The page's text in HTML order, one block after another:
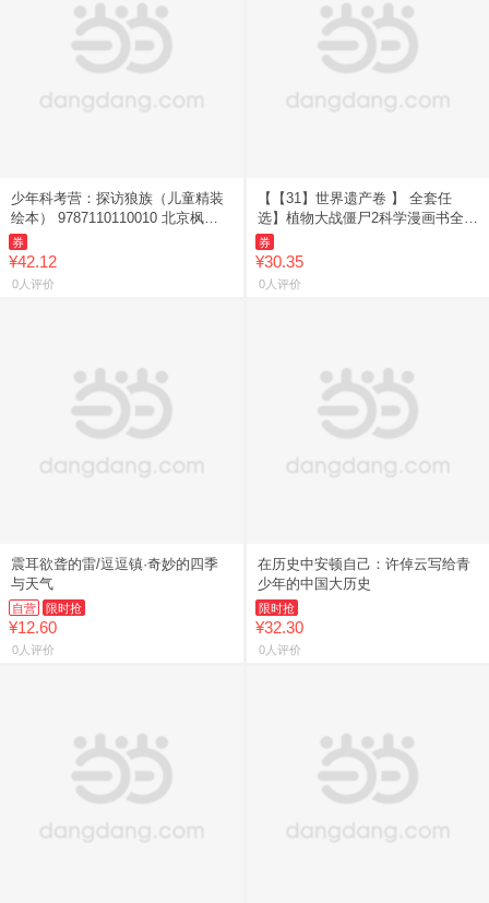
少年科考营：探访狼族（儿童精装
绘本） 9787110110010 北京枫林
苑图书专营店
券
¥42.12
0人评价
【【31】世界遗产卷 】 全套任
选】植物大战僵尸2科学漫画书全
69册 6-12岁小学生课外书漫画探案
卷机械卷毒物卷经济生
券
¥30.35
0人评价
震耳欲聋的雷/逗逗镇·奇妙的四季
与天气
自营 限时抢
¥12.60
0人评价
在历史中安顿自己：许倬云写给青
少年的中国大历史
限时抢
¥32.30
0人评价